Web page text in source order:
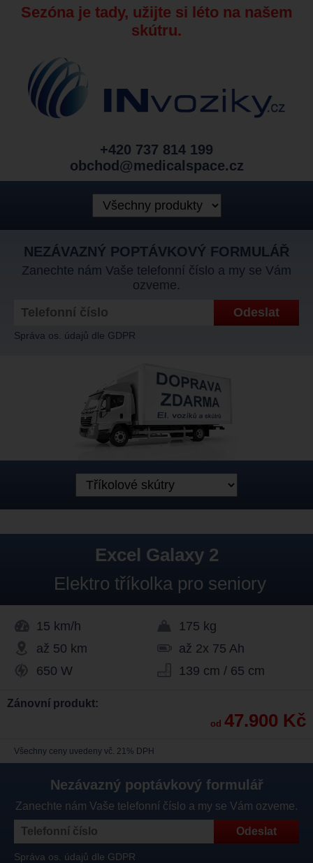
Sezóna je tady, užijte si léto na našem
skútru.
+420 737 814 199
obchod@medicalspace.cz
NEZÁVAZNÝ POPTÁVKOVÝ FORMULÁŘ
Zanechte nám Vaše telefonní číslo a my se Vám
ozveme.
Správa os. údajů dle GDPR
Excel Galaxy 2
Elektro tříkolka pro seniory
15 km/h
175 kg
až 50 km
až 2x 75 Ah
650 W
139 cm / 65 cm
Zánovní produkt:
od 47.900 Kč
Všechny ceny uvedeny vč. 21% DPH
Nezávazný poptávkový formulář
Zanechte nám Vaše telefonní číslo a my se Vám ozveme.
Správa os. údajů dle GDPR